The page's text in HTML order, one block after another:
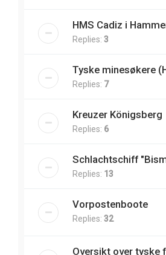
HMS Cadiz i
Replies: 3
Tyske minesøkere
Replies: 7
Kreuzer Königsberg
Replies: 6
Schlachtschiff
Replies: 13
Vorpostenboote
Replies: 32
Oversikt over tyske